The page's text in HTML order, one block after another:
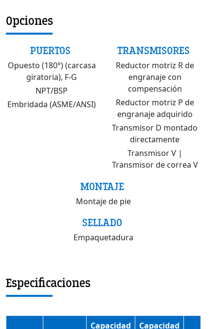
Opciones
PUERTOS
Opuesto (180°) (carcasa
giratoria), F-G
NPT/BSP
Embridada (ASME/ANSI)
TRANSMISORES
Reductor motriz R de
engranaje con
compensación
Reductor motriz P de
engranaje adquirido
Transmisor D montado
directamente
Transmisor V |
Transmisor de correa V
MONTAJE
Montaje de pie
SELLADO
Empaquetadura
Especificaciones
Capacidad
Capacidad